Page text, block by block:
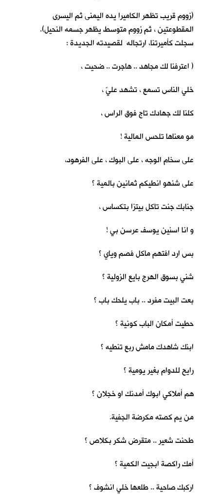
(زووم قريب تظهر الكاميرا يده اليمنى ثم اليسرى
المقطوعتين ، ثم زووم متوسط يظهر جسمه النحيل).
سجلت كأميرتنا، ارتجاله لقصيدته الجديدة :
( اعترفنا لك مجاهد .. هاجرت .. ضحيت ،
خلي الناس تسمع ، تشهد عليّ ،
كلنا لك جهادك تاج فوق الراس ،
مو معناها تلحس المالية !
على سخام الوجه ، على البوك ، على الفرهود،
على شنهو انطيكم ثمانين بالمية ؟
جنابك جنت تاكل بيتزا بتكساس ،
و انا اسنين يوسف عرسن بي !
بس ارد افتهم ماكل فصم وياي ؟
شني بسوق الهرج بايع الزولية ؟
بعت البيت مفرد .. باب يلحك باب ؟
حطيت أمكان الباب كونية ؟
ابنك شاهدك مامش ربع تنطيه ؟
رايح للدوام بغير يومية ؟
هم أملاكي ابوك أمدنك او خجلان ؟
من يم كصته مكرضة الجفية.
طحنت شعير .. متقرض شكر بكلاص ؟
أمك راكصة ابجيت الكمية ؟
اركبك صاحية .. طلعها خلي انشوف ؟